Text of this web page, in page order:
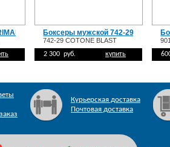
P3424.42Боксеры мужской 742-29 COTONE
742-29 COTONE BLAST
2 300 руб.
купить
Курьерская доставка
Почтовая доставка